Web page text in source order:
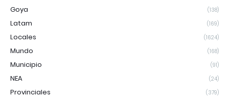
Goya (138)
Latam (169)
Locales (1624)
Mundo (168)
Municipio (91)
NEA (24)
Provinciales (379)